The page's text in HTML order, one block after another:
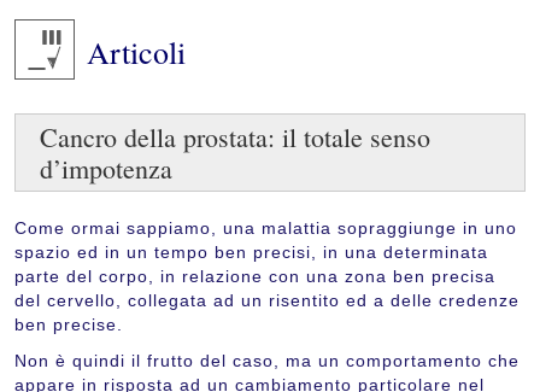
Articoli
Cancro della prostata: il totale senso
d’impotenza
Come ormai sappiamo, una malattia sopraggiunge in uno
spazio ed in un tempo ben precisi, in una determinata
parte del corpo, in relazione con una zona ben precisa
del cervello, collegata ad un risentito ed a delle credenze
ben precise.
Non è quindi il frutto del caso, ma un comportamento che
appare in risposta ad un cambiamento particolare nel